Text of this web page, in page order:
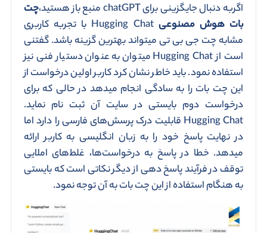
اگربه دنبال جایگزینی برای chatGPT منبع باز هستید،
چت
بات هوش مصنوعی
Hugging Chat با تجربه کاربری
مشابه چت جی بی تی میتواند بهترین گزینه باشد. گفتنی
است از Hugging Chat میتوان به عنوان دستیار فنی نیز
استفاده نمود. باید خاطر نشان کرد کاربر اولین درخواست از
این چت بات را به سادگی انجام میدهد در حالی که برای
درخواست دوم بایستی در سایت آن ثبت نام نماید.
Hugging Chat قابلیت درک پرسش‌های فارسی را دارد اما
در نهایت پاسخ خود را به زبان انگلیسی به کاربر ارائه
میدهد. خطا در پاسخ به درخواست‌ها، غلط‌های املایی
توقف در فرآیند پاسخ دهی از دیگر نکاتی است که بایستی
به هنگام استفاده از این چت بات به آن توجه نمود.